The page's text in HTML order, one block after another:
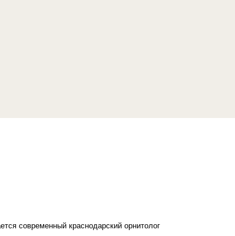
современный краснодарский орнитолог